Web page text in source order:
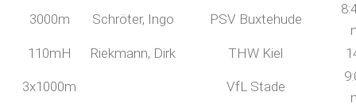
3000m Schröter, Ingo PSV Buxtehude
110mH
Riekmann, Dirk THW Kiel
3x1000m VfL Stade